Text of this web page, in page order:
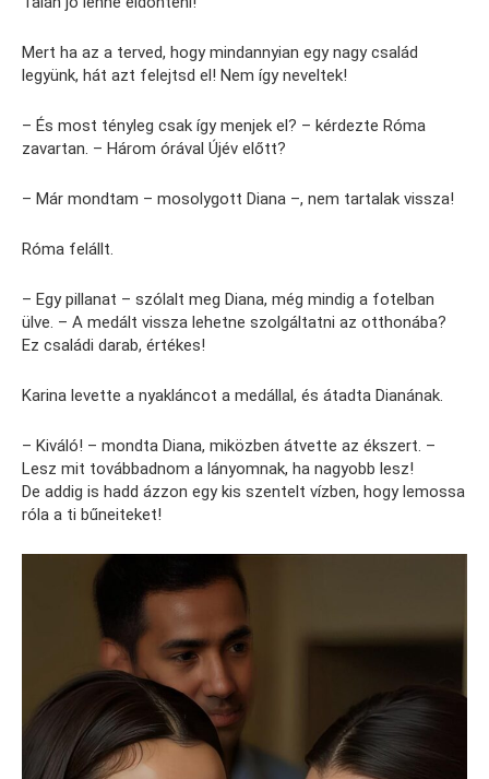
Mert ha az a terved, hogy mindannyian egy nagy család
legyünk, hát azt felejtsd el! Nem így neveltek!
– És most tényleg csak így menjek el? – kérdezte Róma
zavartan. – Három órával Újév előtt?
– Már mondtam – mosolygott Diana –, nem tartalak vissza!
Róma felállt.
– Egy pillanat – szólalt meg Diana, még mindig a fotelban
ülve. – A medált vissza lehetne szolgáltatni az otthonába?
Ez családi darab, értékes!
Karina levette a nyakláncot a medállal, és átadta Dianának.
– Kiváló! – mondta Diana, miközben átvette az ékszert. –
Lesz mit továbbadnom a lányomnak, ha nagyobb lesz!
De addig is hadd ázzon egy kis szentelt vízben, hogy lemossa
róla a ti bűneiteket!